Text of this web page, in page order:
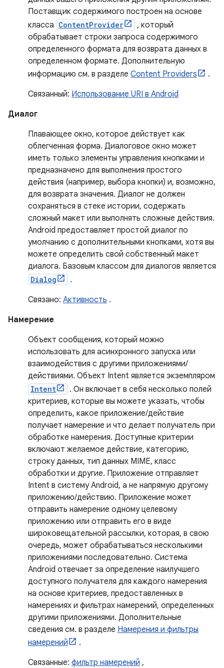
Поставщик содержимого построен на основе
класса ContentProvider
, который
обрабатывает строки запроса содержимого
определенного формата для возврата данных в
определенном формате. Дополнительную
информацию см. в разделе Content Providers
.
Связанный: Использование URI в Android
Диалог
Плавающее окно, которое действует как
облегченная форма. Диалоговое окно может
иметь только элементы управления кнопками и
предназначено для выполнения простого
действия (например, выбора кнопки) и, возможно,
для возврата значения. Диалог не должен
сохраняться в стеке истории, содержать
сложный макет или выполнять сложные действия.
Android предоставляет простой диалог по
умолчанию с дополнительными кнопками, хотя вы
можете определить свой собственный макет
диалога. Базовым классом для диалогов является
Dialog
.
Связано: Активность .
Намерение
Объект сообщения, который можно
использовать для асинхронного запуска или
взаимодействия с другими приложениями/
действиями. Объект Intent является экземпляром
Intent
. Он включает в себя несколько полей
критериев, которые вы можете указать, чтобы
определить, какое приложение/действие
получает намерение и что делает получатель при
обработке намерения. Доступные критерии
включают желаемое действие, категорию,
строку данных, тип данных MIME, класс
обработки и другие. Приложение отправляет
Intent в систему Android, а не напрямую другому
приложению/действию. Приложение может
отправить намерение одному целевому
приложению или отправить его в виде
широковещательной рассылки, которая, в свою
очередь, может обрабатываться несколькими
приложениями последовательно. Система
Android отвечает за определение наилучшего
доступного получателя для каждого намерения
на основе критериев, предоставленных в
намерениях и фильтрах намерений, определенных
другими приложениями. Дополнительные
сведения см. в разделе Намерения и фильтры
намерений
.
Связанные: фильтр намерений ,